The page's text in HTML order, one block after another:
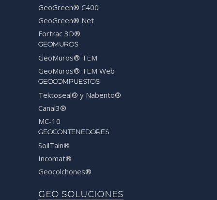
GeoGreen® C400
GeoGreen® Net
Fortrac 3D®
GEOMUROS
GeoMuros® TEM
GeoMuros® TEM Web
GEOCOMPUESTOS
Tektoseal® y Nabento®
Canal3®
MC-10
GEOCONTENEDORES
SoilTain®
Incomat®
Geocolchones®
GEO SOLUCIONES